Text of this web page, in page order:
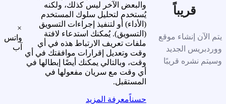
قريباً
يتم الآن إنشاء موقع
ووردبريس الجديد
وسيتم نشره قريبًا
والبعض الآخر ليس كذلك، ولكنه
يُستخدم لتحليل سلوك المستخدم
(الأداء) أو لتنفيذ إجراءات التسويق
(التسويق). يُمكنك استدعاء لافتة
ملفات تعريف الارتباط هذه في أي
وقت وتعديل إقرارات موافقتك في أي
وقت، وبالتالي يمكنك أيضًا إبطالها في
أي وقت مع سريان مفعولها في
المستقبل.
حسناًمعرفة المزيد
×
واتس
آب